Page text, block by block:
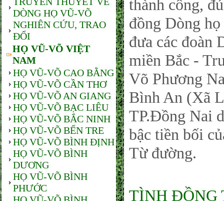
DÒNG HỌ VŨ-VÕ
NGHIÊN CỨU, TRAO
ĐỔI
HỌ VŨ-VÕ VIỆT
NAM
HỌ VŨ-VÕ CAO BẰNG
HỌ VŨ-VÕ CẦN THƠ
HỌ VŨ-VÕ AN GIANG
HỌ VŨ-VÕ BẠC LIÊU
HỌ VŨ-VÕ BẮC NINH
HỌ VŨ-VÕ BẾN TRE
HỌ VŨ-VÕ BÌNH ĐỊNH
HỌ VŨ-VÕ BÌNH
DƯƠNG
HỌ VŨ-VÕ BÌNH
PHƯỚC
thành công,
đồng Dòng
đưa các đoàn
miền Bắc -
Võ Phương
Bình An (Xã
TP.Đồng Nai
bậc tiền bối
Từ đường.
TÌNH ĐỒNG